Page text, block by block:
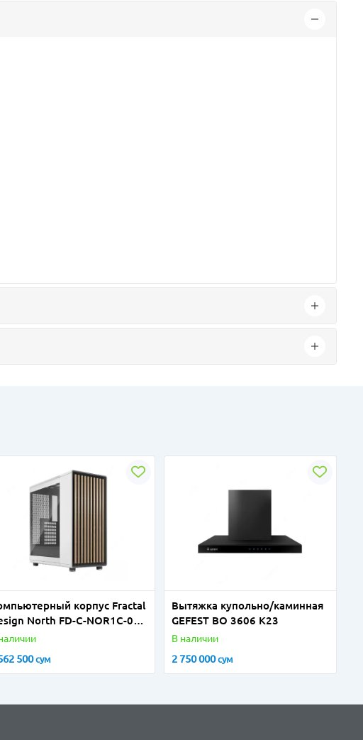
корпус Fractal
North FD-C-NOR1C-04
White TG Clear Tint
500сум
Вытяжка купольно/каминная
GEFEST ВО 3606 К23
В наличии
2 750 000сум